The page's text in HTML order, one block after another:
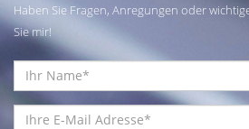
Haben Sie Fragen, Anregungen oder
Sie mir!